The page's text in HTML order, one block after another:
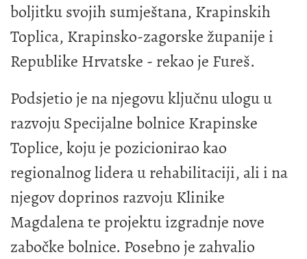
boljitku svojih sumještana, Krapinskih
Toplica, Krapinsko-zagorske županije i
Republike Hrvatske - rekao je Fureš.
Podsjetio je na njegovu ključnu ulogu u
razvoju Specijalne bolnice Krapinske
Toplice, koju je pozicionirao kao
regionalnog lidera u rehabilitaciji, ali i na
njegov doprinos razvoju Klinike
Magdalena te projektu izgradnje nove
zabočke bolnice. Posebno je zahvalio